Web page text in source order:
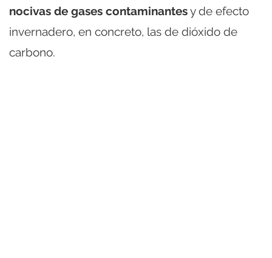
nocivas de gases contaminantesy de efecto
invernadero, en concreto, las de dióxido de
carbono.